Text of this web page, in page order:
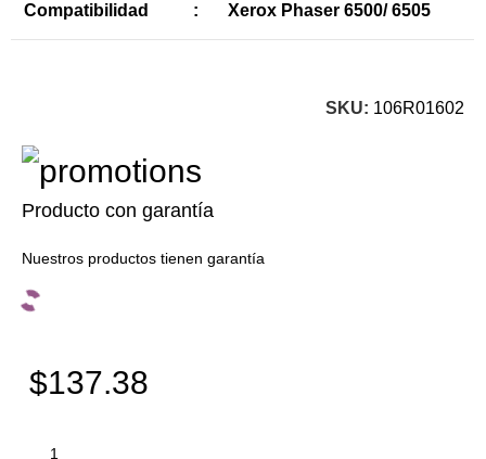
Compatibilidad : Xerox Phaser 6500/ 6505
SKU: 106R01602
Producto con garantía
Nuestros productos tienen garantía
$137.38